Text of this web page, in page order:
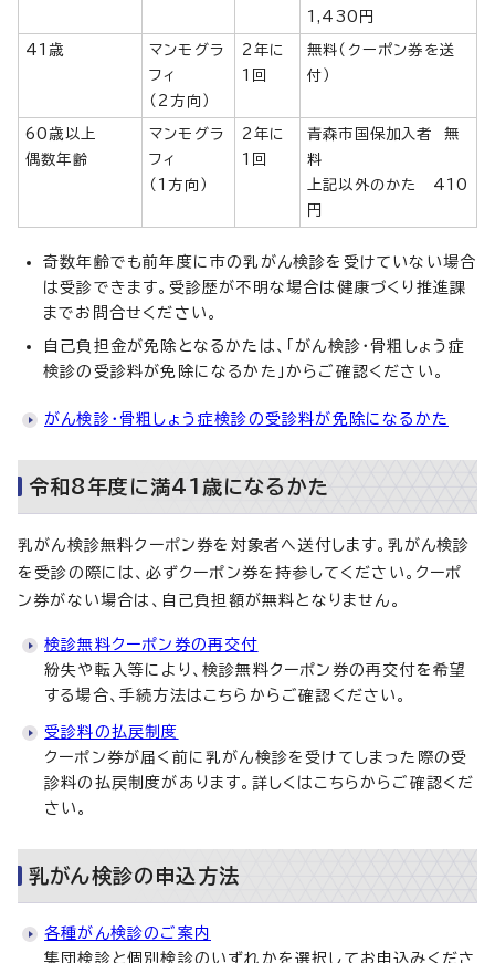
1,430円
41歳
マンモグラ
フィ
（2方向）
2年に
1回
無料（クーポン券を送
付）
60歳以上
偶数年齢
マンモグラ
フィ
（1方向）
2年に
1回
青森市国保加入者 無
料
上記以外のかた 410
円
奇数年齢でも前年度に市の乳がん検診を受けていない場合
は受診できます。受診歴が不明な場合は健康づくり推進課
までお問合せください。
自己負担金が免除となるかたは、「がん検診・骨粗しょう症
検診の受診料が免除になるかた」からご確認ください。
がん検診・骨粗しょう症検診の受診料が免除になるかた
令和8年度に満41歳になるかた
乳がん検診無料クーポン券を対象者へ送付します。乳がん検診
を受診の際には、必ずクーポン券を持参してください。クーポ
ン券がない場合は、自己負担額が無料となりません。
検診無料クーポン券の再交付
紛失や転入等により、検診無料クーポン券の再交付を希望
する場合、手続方法はこちらからご確認ください。
受診料の払戻制度
クーポン券が届く前に乳がん検診を受けてしまった際の受
診料の払戻制度があります。詳しくはこちらからご確認くだ
さい。
乳がん検診の申込方法
各種がん検診のご案内
集団検診と個別検診のいずれかを選択してお申込みくださ